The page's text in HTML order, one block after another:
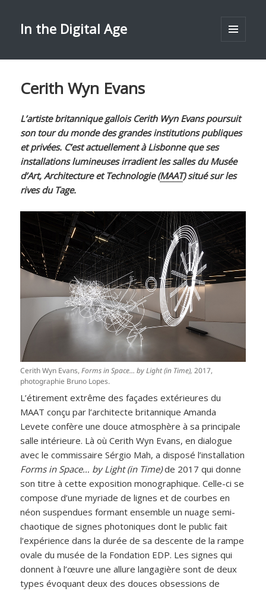
In the Digital Age
Cerith Wyn Evans
L’artiste britannique gallois Cerith Wyn Evans poursuit
son tour du monde des grandes institutions publiques
et privées. C’est actuellement à Lisbonne que ses
installations lumineuses irradient les salles du Musée
d’Art, Architecture et Technologie (MAAT) situé sur les
rives du Tage.
Cerith Wyn Evans,Forms in Space… by Light (in Time), 2017,
photographie Bruno Lopes.
L’étirement extrême des façades extérieures du
MAAT conçu par l’architecte britannique Amanda
Levete confère une douce atmosphère à sa principale
salle intérieure. Là où Cerith Wyn Evans, en dialogue
avec le commissaire Sérgio Mah, a disposé l’installation
Forms in Space… by Light (in Time)de 2017 qui donne
son titre à cette exposition monographique. Celle-ci se
compose d’une myriade de lignes et de courbes en
néon suspendues formant ensemble un nuage semi-
chaotique de signes photoniques dont le public fait
l’expérience dans la durée de sa descente de la rampe
ovale du musée de la Fondation EDP. Les signes qui
donnent à l’œuvre une allure langagière sont de deux
types évoquant deux des douces obsessions de